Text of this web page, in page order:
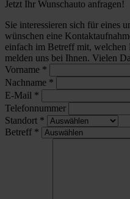
Jetzt Ihr Wunschauto anfragen!
Sie interessieren sich für eines
wünschen eine
einfach im Betreff mit,
melden uns bei Ihnen. Vielen
Vorname *
Nachname *
E-Mail *
Telefonnummer
Standort *
Betreff *